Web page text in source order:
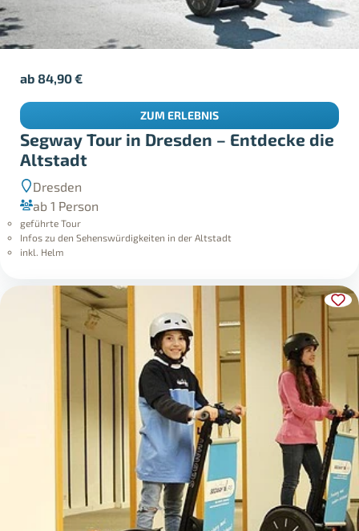
Segway Tour in Dresden – Entdecke die
Altstadt
Dresden
ab 1 Person
geführte Tour
Infos zu den Sehenswürdigkeiten in der Altstadt
inkl. Helm
ab84,90€
ZUM ERLEBNIS